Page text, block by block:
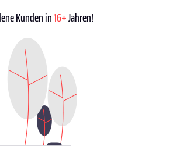
Kunden in16+Jahren!